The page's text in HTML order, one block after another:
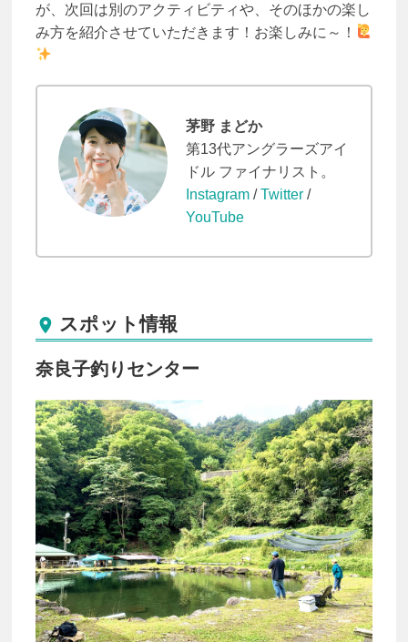
が、次回は別のアクティビティや、そのほかの楽し
み方を紹介させていただきます！お楽しみに～！
茅野 まどか
第13代アングラーズアイ
ドル ファイナリスト。
Instagram/Twitter/
YouTube
 スポット情報
奈良子釣りセンター